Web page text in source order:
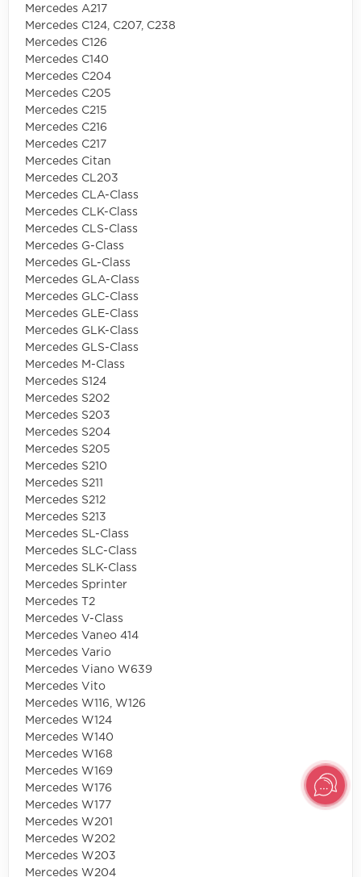
Mercedes A217
Mercedes C124, C207, C238
Mercedes C126
Mercedes C140
Mercedes C204
Mercedes C205
Mercedes C215
Mercedes C216
Mercedes C217
Mercedes Citan
Mercedes CL203
Mercedes CLA-Class
Mercedes CLK-Class
Mercedes CLS-Class
Mercedes G-Class
Mercedes GL-Class
Mercedes GLA-Class
Mercedes GLC-Class
Mercedes GLE-Class
Mercedes GLK-Class
Mercedes GLS-Class
Mercedes M-Class
Mercedes S124
Mercedes S202
Mercedes S203
Mercedes S204
Mercedes S205
Mercedes S210
Mercedes S211
Mercedes S212
Mercedes S213
Mercedes SL-Class
Mercedes SLC-Class
Mercedes SLK-Class
Mercedes Sprinter
Mercedes T2
Mercedes V-Class
Mercedes Vaneo 414
Mercedes Vario
Mercedes Viano W639
Mercedes Vito
Mercedes W116, W126
Mercedes W124
Mercedes W140
Mercedes W168
Mercedes W169
Mercedes W176
Mercedes W177
Mercedes W201
Mercedes W202
Mercedes W203
Mercedes W204